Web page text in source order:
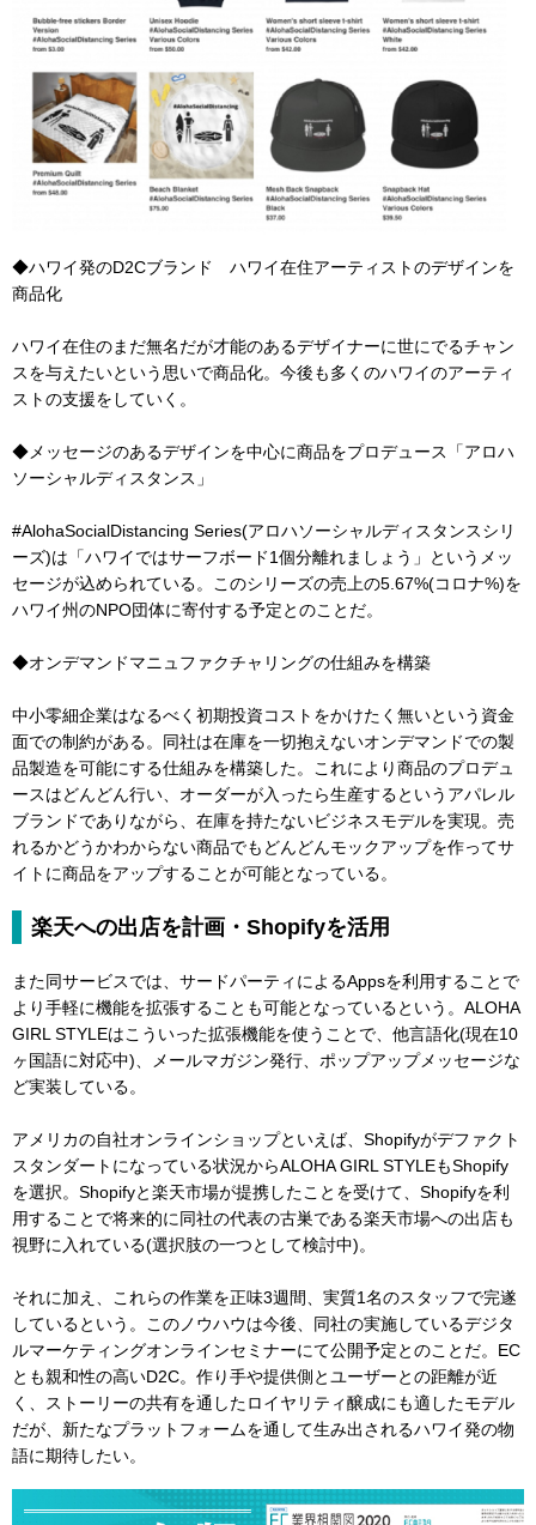
◆ハワイ発のD2Cブランド ハワイ在住アーティストのデザインを
商品化
ハワイ在住のまだ無名だが才能のあるデザイナーに世にでるチャン
スを与えたいという思いで商品化。今後も多くのハワイのアーティ
ストの支援をしていく。
◆メッセージのあるデザインを中心に商品をプロデュース「アロハ
ソーシャルディスタンス」
#AlohaSocialDistancing Series(アロハソーシャルディスタンスシリ
ーズ)は「ハワイではサーフボード1個分離れましょう」というメッ
セージが込められている。このシリーズの売上の5.67%(コロナ%)を
ハワイ州のNPO団体に寄付する予定とのことだ。
◆オンデマンドマニュファクチャリングの仕組みを構築
中小零細企業はなるべく初期投資コストをかけたく無いという資金
面での制約がある。同社は在庫を一切抱えないオンデマンドでの製
品製造を可能にする仕組みを構築した。これにより商品のプロデュ
ースはどんどん行い、オーダーが入ったら生産するというアパレル
ブランドでありながら、在庫を持たないビジネスモデルを実現。売
れるかどうかわからない商品でもどんどんモックアップを作ってサ
イトに商品をアップすることが可能となっている。
楽天への出店を計画・Shopifyを活用
また同サービスでは、サードパーティによるAppsを利用することで
より手軽に機能を拡張することも可能となっているという。ALOHA
GIRL STYLEはこういった拡張機能を使うことで、他言語化(現在10
ヶ国語に対応中)、メールマガジン発行、ポップアップメッセージな
ど実装している。
アメリカの自社オンラインショップといえば、Shopifyがデファクト
スタンダートになっている状況からALOHA GIRL STYLEもShopify
を選択。Shopifyと楽天市場が提携したことを受けて、Shopifyを利
用することで将来的に同社の代表の古巣である楽天市場への出店も
視野に入れている(選択肢の一つとして検討中)。
それに加え、これらの作業を正味3週間、実質1名のスタッフで完遂
しているという。このノウハウは今後、同社の実施しているデジタ
ルマーケティングオンラインセミナーにて公開予定とのことだ。EC
とも親和性の高いD2C。作り手や提供側とユーザーとの距離が近
く、ストーリーの共有を通したロイヤリティ醸成にも適したモデル
だが、新たなプラットフォームを通して生み出されるハワイ発の物
語に期待したい。